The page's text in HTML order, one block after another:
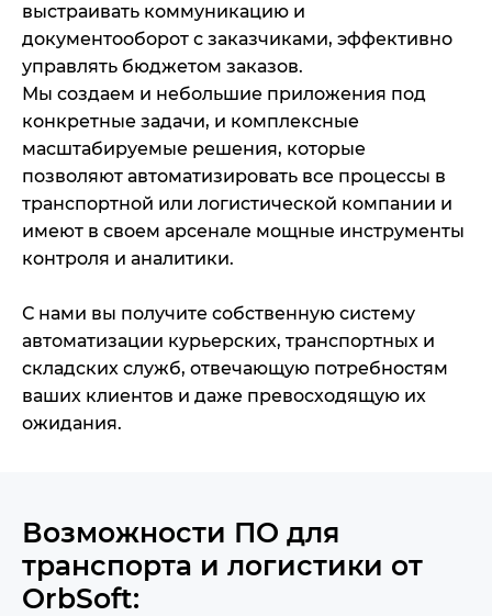
выстраивать коммуникацию и
документооборот с заказчиками, эффективно
управлять бюджетом заказов.
Мы создаем и небольшие приложения под
конкретные задачи, и комплексные
масштабируемые решения, которые
позволяют автоматизировать все процессы в
транспортной или логистической компании и
имеют в своем арсенале мощные инструменты
контроля и аналитики.
С нами вы получите собственную систему
автоматизации курьерских, транспортных и
складских служб, отвечающую потребностям
ваших клиентов и даже превосходящую их
ожидания.
Возможности ПО для
транспорта и логистики от
OrbSoft: